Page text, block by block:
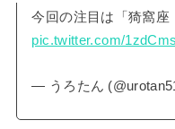
今回の注目は「猗窩座
pic.twitter.com/
— うろたん